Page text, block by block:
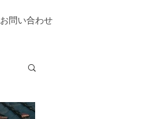
お問い合わせ